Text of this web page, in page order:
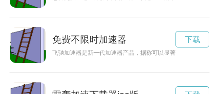
免费不限时加速器
飞驰加速器是新一代加速器产品，据称可以显著提升网络速度
下载